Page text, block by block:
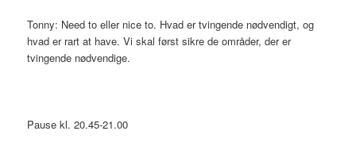
Tonny: Need to eller nice to. Hvad er tvingende nødvendigt, og
hvad er rart at have. Vi skal først sikre de områder, der er
tvingende nødvendige.
Pause kl. 20.45-21.00